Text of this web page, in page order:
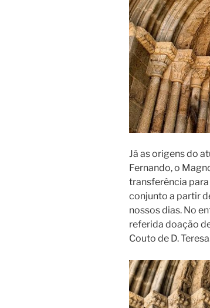
Já as origens do
Fernando, o
transferência
conjunto a partir
nossos dias. No
referida doação
Couto de D.